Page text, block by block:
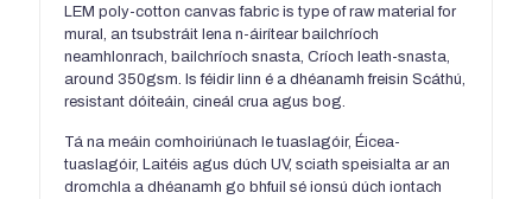
LEM poly-cotton canvas fabric is type of raw material for
mural , an tsubstráit lena n-áirítear bailchríoch
neamhlonrach, bailchríoch snasta, Críoch leath-snasta,
around 350gsm . Is féidir linn é a dhéanamh freisin Scáthú,
resistant dóiteáin, cineál crua agus bog.
Tá na meáin comhoiriúnach le tuaslagóir, Éicea-
tuaslagóir, Laitéis agus dúch UV, sciath speisialta ar an
dromchla a dhéanamh go bhfuil sé ionsú dúch iontach